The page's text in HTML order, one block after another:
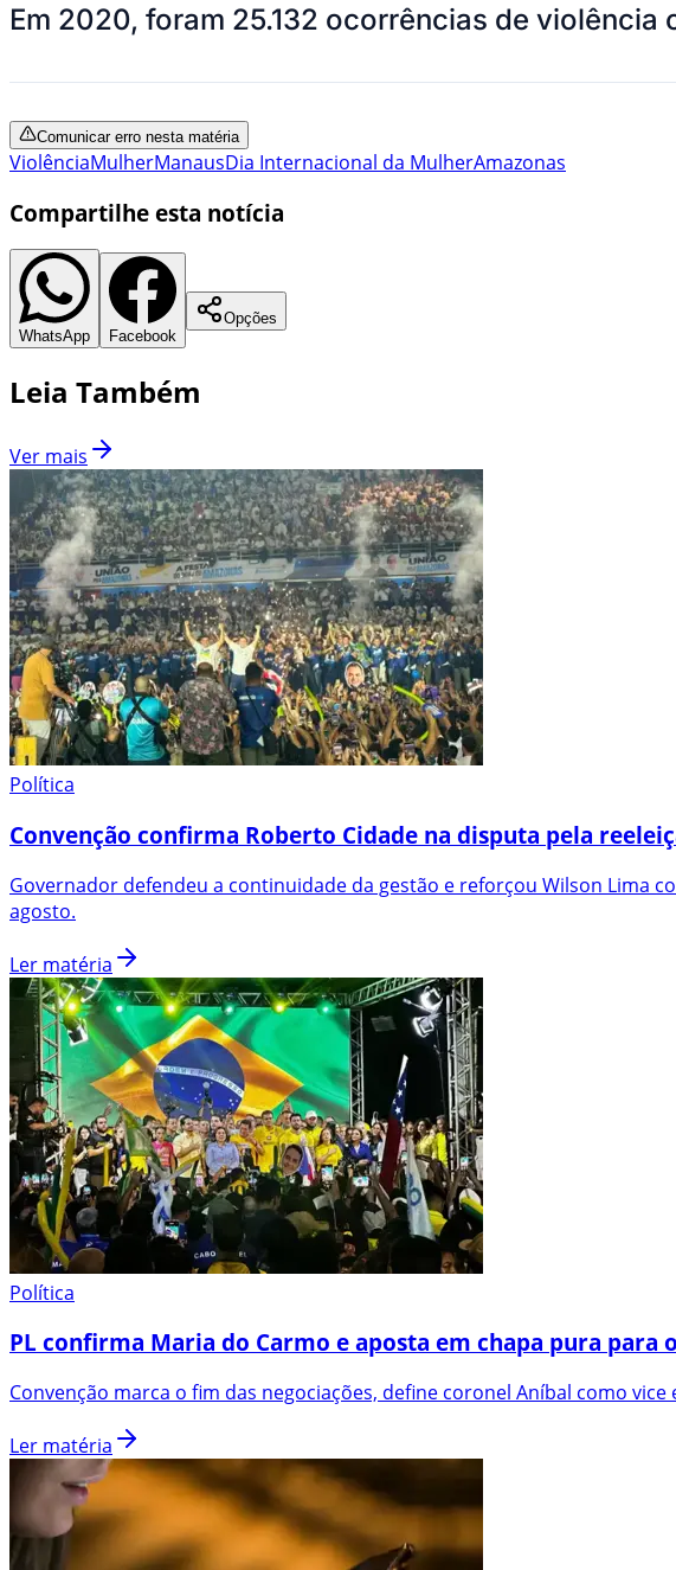
Em 2020, foram 25.132 ocorrências de
Comunicar erro nesta matéria
ViolênciaMulherManausDia Internacional da MulherAmazonas
Compartilhe esta notícia
WhatsApp Facebook
Opções
Leia Também
Ver mais
Política
Convenção confirma Roberto Cidade na disputa pela
Governador defendeu a continuidade da gestão e reforçou Wilson Lima
agosto.
Ler matéria
Política
PL confirma Maria do Carmo e aposta em chapa pura para
Convenção marca o fim das negociações, define coronel Aníbal como
Ler matéria